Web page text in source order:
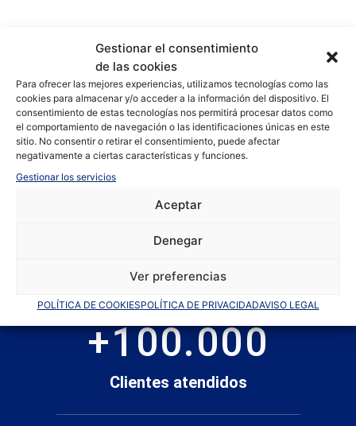
Gestionar el consentimiento
de las cookies
Para ofrecer las mejores experiencias, utilizamos tecnologías como las
cookies para almacenar y/o acceder a la información del dispositivo. El
consentimiento de estas tecnologías nos permitirá procesar datos como
el comportamiento de navegación o las identificaciones únicas en este
sitio. No consentir o retirar el consentimiento, puede afectar
negativamente a ciertas características y funciones.
Gestionar los servicios
Aceptar
Denegar
Ver preferencias
POLÍTICA DE COOKIESPOLÍTICA DE PRIVACIDADAVISO LEGAL
4,8
LEER MÁS OPINIONES
Años de experiencia
+50
Clientes atendidos
+100.000